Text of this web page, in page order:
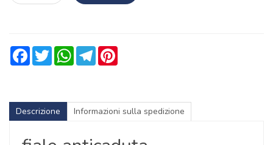
FacebookTwitter WhatsApp
Telegram
Descrizione Informazioni sulla spedizione